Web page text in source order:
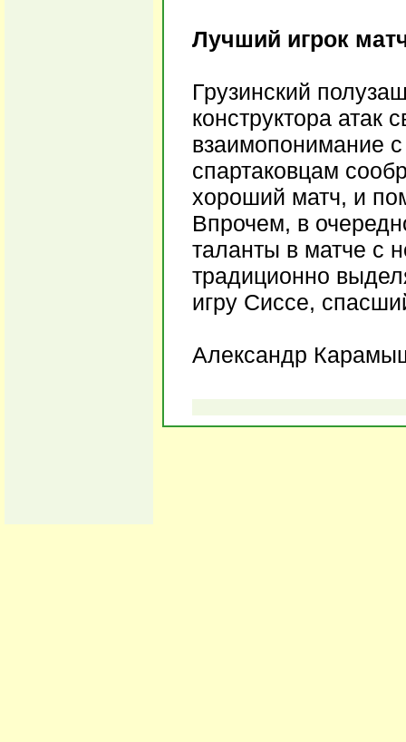
Лучший игрок
Грузинский
конструктора атак
взаимопонимание
спартаковцам
хороший матч, и
Впрочем, в
таланты в матче с
традиционно
игру Сиссе,
Александр